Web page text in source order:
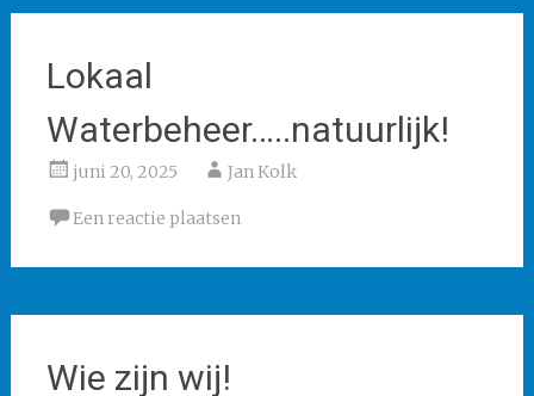
Lokaal
Waterbeheer…..natuurlijk!
juni 20, 2025 Jan Kolk
Een reactie plaatsen
Wie zijn wij!